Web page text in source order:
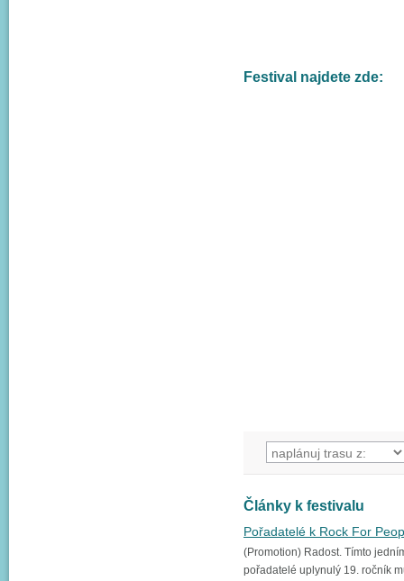
Festival najdete zde:
Články k festivalu
Pořadatelé k Rock For
(Promotion) Radost. Tímto
pořadatelé uplynulý 19. ročník